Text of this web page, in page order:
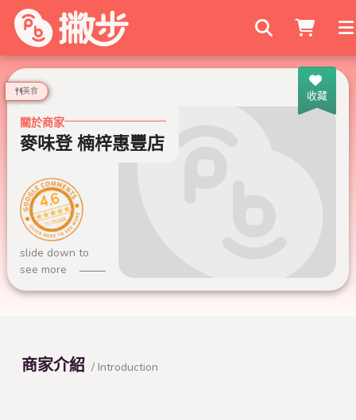
搜尋商家
收藏
美食
關於商家
麥味登 楠梓惠豐店
4.6
250 則評論
slide down to
see more
商家介紹 / Introduction